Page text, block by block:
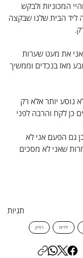
המכוניות ולבקש
ליד הבית שלנו שבקצה
את מעט שערות
מאז בנכדים וממשיך
נוסע יותר אלא רק
כן לקח והרבה לפני
גם הפעם אני לא
שאני לא מסכים
תגיות
ילדים רפיק